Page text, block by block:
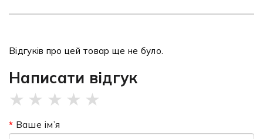
Відгуків про цей товар ще не було.
Написати відгук
★ ★ ★ ★ ★
Ваше ім’я